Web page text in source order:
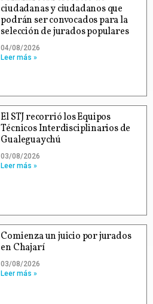
ciudadanas y ciudadanos que
podrán ser convocados para la
selección de jurados populares
04/08/2026
Leer más »
El STJ recorrió los Equipos
Técnicos Interdisciplinarios de
Gualeguaychú
03/08/2026
Leer más »
Comienza un juicio por jurados
en Chajarí
03/08/2026
Leer más »